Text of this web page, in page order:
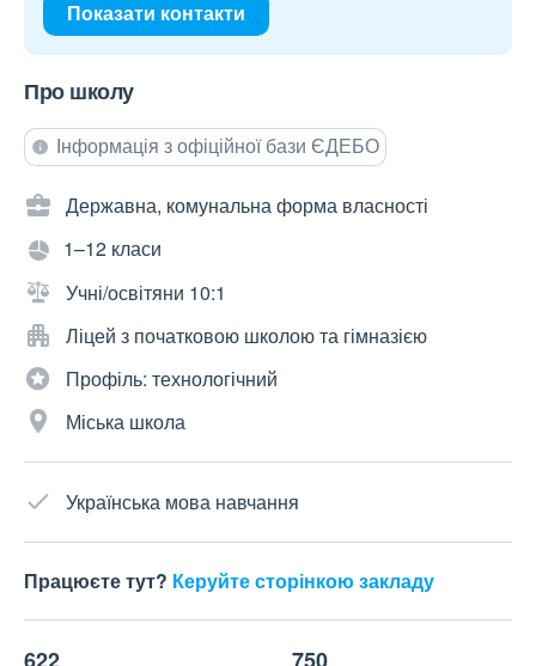
Показати контакти
Про школу
Інформація з офіційної бази ЄДЕБО
Державна, комунальна форма власності
1–12 класи
Учні/освітяни 10:1
Ліцей з початковою школою та гімназією
Профіль: технологічний
Міська школа
Українська мова навчання
Працюєте тут? Керуйте сторінкою закладу